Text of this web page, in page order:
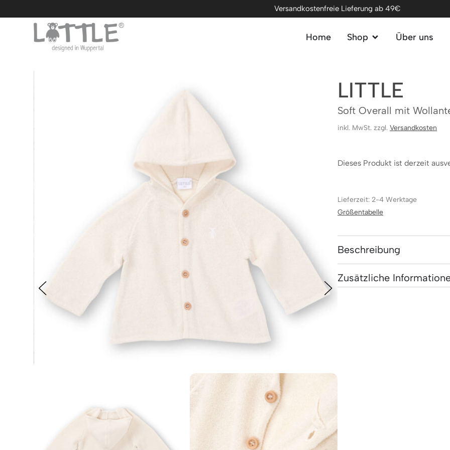
Versandkostenfreie Lieferung ab 49€
Home Shop Über uns
LITTLE
Soft Overall mit
inkl. MwSt. zzgl. Versandkosten
Dieses Produkt ist derzeit
Lieferzeit: 2-4 Werktage
Größentabelle
Beschreibung
Zusätzliche